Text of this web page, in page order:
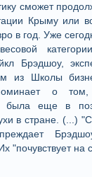
сможет
Крыму или
в год. Уже
Брэдшоу,
из Школы
о том,
была еще в
в стране. (...)
"почувствует на